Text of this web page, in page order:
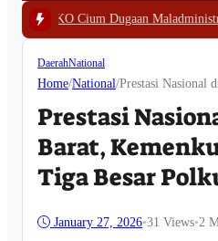
Maladministrasi dan Siap Lapor APH|
DaerahNational
Home/National/Prestasi Nasional
Prestasi
Barat,
Tiga Besar
January 27, 2026•31 Views•2